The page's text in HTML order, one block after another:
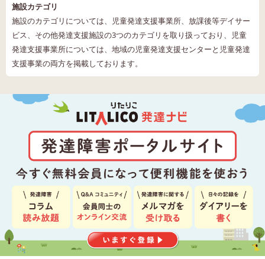
施設カテゴリ
施設のカテゴリについては、児童発達支援事業所、放課後等デイサー
ビス、その他発達支援施設の3つのカテゴリを取り扱っており、児童
発達支援事業所については、地域の児童発達支援センターと児童発達
支援事業の両方を掲載しております。